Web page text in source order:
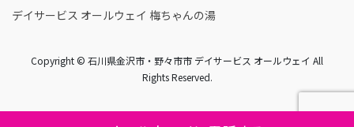
デイサービス オールウェイ 梅ちゃんの湯
Copyright © 石川県金沢市・野々市市 デイサービス オールウェイ All
Rights Reserved.